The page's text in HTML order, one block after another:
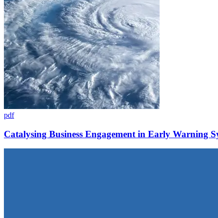
pdf
Catalysing Business Engagement in Early Warning